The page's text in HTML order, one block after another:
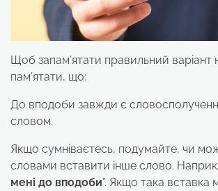
Щоб запам’ятати правильний варіант
пам’ятати, що:
До вподоби завжди є
словом.
Якщо сумніваєтесь, подумайте, чи
словами вставити інше слово.
мені до вподоби”. Якщо така